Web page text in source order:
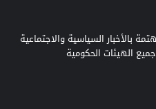
بالأخبار السياسية والاجتماعية
الهيئات الحكومية